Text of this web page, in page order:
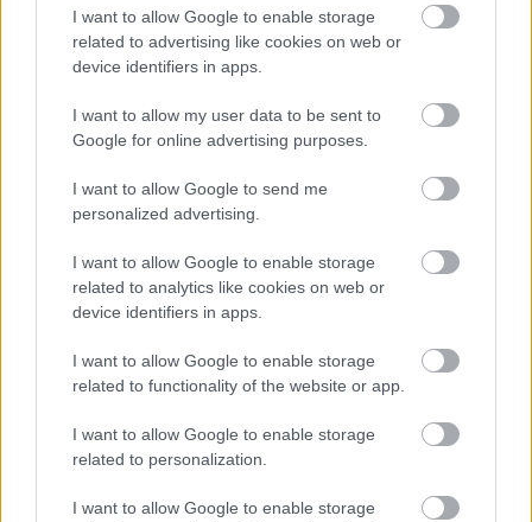
I want to allow Google to enable storage
related to advertising like cookies on web or
device identifiers in apps.
I want to allow my user data to be sent to
Google for online advertising purposes.
I want to allow Google to send me
personalized advertising.
I want to allow Google to enable storage
related to analytics like cookies on web or
device identifiers in apps.
I want to allow Google to enable storage
related to functionality of the website or app.
I want to allow Google to enable storage
related to personalization.
I want to allow Google to enable storage
a Sufjannal közös dal: